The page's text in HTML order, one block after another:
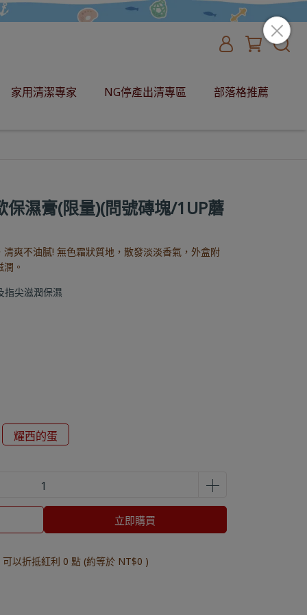
家用清潔專家 NG停產出清專區 部落格推薦
濕膏(限量)(問號磚塊/1UP蘑
爽不油膩! 無色霜狀質地，散發淡淡香氣，外盒附
。
指尖滋潤保濕
耀西的蛋
立即購買
以折抵紅利 0 點 (約等於 NT$0 )